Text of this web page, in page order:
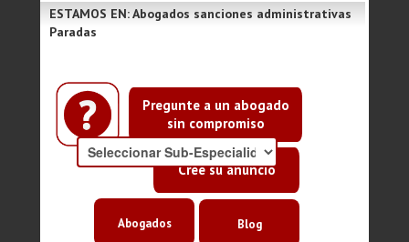
Pregunte a un abogado
sin compromiso
Cree su anuncio
ESTAMOS EN: Abogados sanciones administrativas
Paradas
Abogados Blog